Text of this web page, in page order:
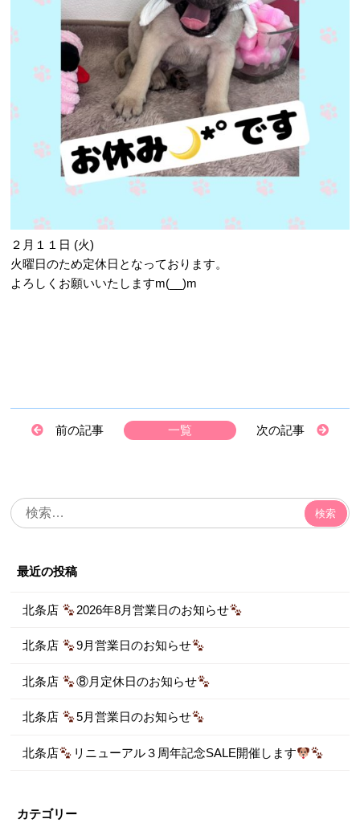
２月１１日 (火)
火曜日のため定休日となっております。
よろしくお願いいたしますm(__)m
前の記事 一覧 次の記事
検
索:
最近の投稿
北条店 2026年8月営業日のお知らせ
北条店 9月営業日のお知らせ
北条店 ⑧月定休日のお知らせ
北条店 5月営業日のお知らせ
北条店 リニューアル３周年記念SALE開催します
カテゴリー